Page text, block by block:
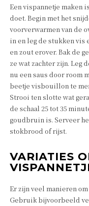
Een vispannetje maken
doet. Begin met het
voorverwarmen van de
in en leg de stukken vis
en zout erover. Bak de
ze wat zachter zijn. Leg
nu een saus door room
beetje visbouillon te
Strooi ten slotte wat
de schaal 25 tot 35
goudbruin is. Serveer
stokbrood of rijst.
VARIATIES
Er zijn veel manieren
Gebruik bijvoorbeeld